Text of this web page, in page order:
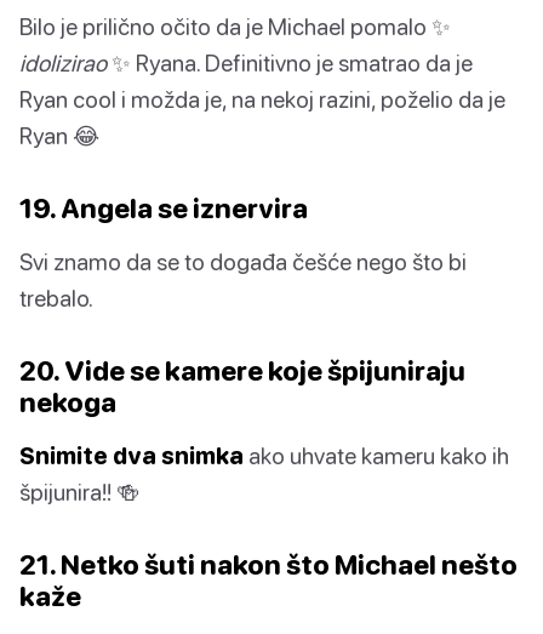
Bilo je prilično očito da je Michael pomalo ✨
idolizirao✨ Ryana. Definitivno je smatrao da je
Ryan cool i možda je, na nekoj razini, poželio da je
Ryan 😂
19. Angela se iznervira
Svi znamo da se to događa češće nego što bi
trebalo.
20. Vide se kamere koje špijuniraju
nekoga
Snimite dva snimka ako uhvate kameru kako ih
špijunira!! 🍻
21. Netko šuti nakon što Michael nešto
kaže